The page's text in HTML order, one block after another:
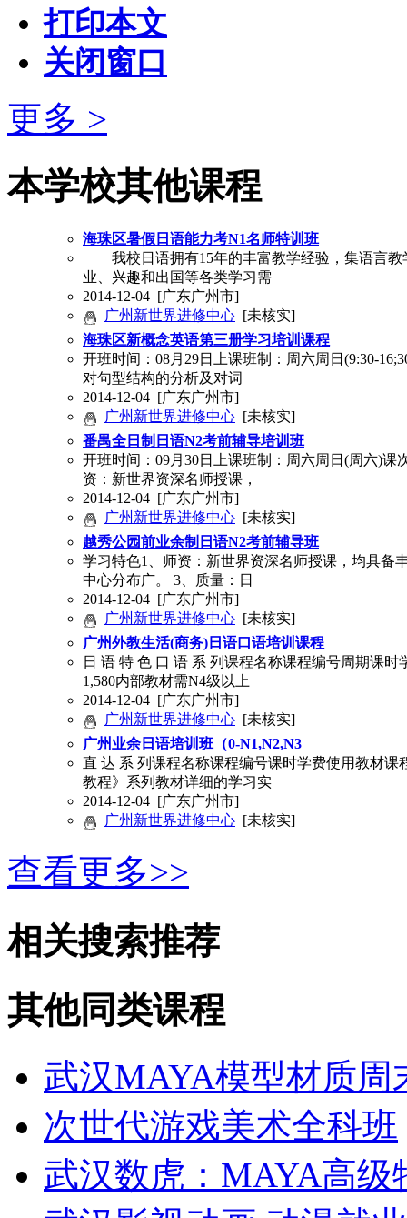
打印本文
关闭窗口
更多 >
本学校其他课程
海珠区暑假日语能力考N1名师特训班
我校日语拥有15年的丰富教学经验，集语言教
业、兴趣和出国等各类学习需
2014-12-04 [广东广州市]
广州新世界进修中心 [未核实]
海珠区新概念英语第三册学习培训课程
开班时间：08月29日上课班制：周六周日(9:30-
对句型结构的分析及对词
2014-12-04 [广东广州市]
广州新世界进修中心 [未核实]
番禺全日制日语N2考前辅导培训班
开班时间：09月30日上课班制：周六周日(周六)
资：新世界资深名师授课，
2014-12-04 [广东广州市]
广州新世界进修中心 [未核实]
越秀公园前业余制日语N2考前辅导班
学习特色1、师资：新世界资深名师授课，均具备
中心分布广。 3、质量：日
2014-12-04 [广东广州市]
广州新世界进修中心 [未核实]
广州外教生活(商务)日语口语培训课程
日 语 特 色 口 语 系 列课程名称课程编号周期课
1,580内部教材需N4级以上
2014-12-04 [广东广州市]
广州新世界进修中心 [未核实]
广州业余日语培训班（0-N1,N2,N3
直 达 系 列课程名称课程编号课时学费使用教材课
教程》系列教材详细的学习实
2014-12-04 [广东广州市]
广州新世界进修中心 [未核实]
查看更多>>
相关搜索推荐
其他同类课程
武汉MAYA模型材质周
次世代游戏美术全科班
武汉数虎：MAYA高级